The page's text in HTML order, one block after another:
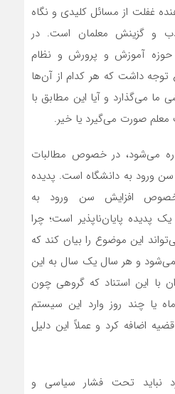
غفلت از مسائل کلیدی و نگاه
و گزینش معلمان است. در
حوزه آموزش و پرورش و نظام
توجه داشت که هر کدام از آن‌ها
ما می‌گذارد و آیا این مطابق با
صورت می‌گیرد یا خیر.
می‌شود، در خصوص مطالبات
ورود به دانشگاه است. پدیده
خصوص افزایش سن ورود به
پدیده پایان‌ناپذیر است؛ چرا
این موضوع را بیان کند که
و هر سال یک سال به این
با این استناد که گروهی چون
یا چند روز وارد این سیستم
اضافه کرد و عملاً این دلیل
نباید تحت فشار سیاسی و